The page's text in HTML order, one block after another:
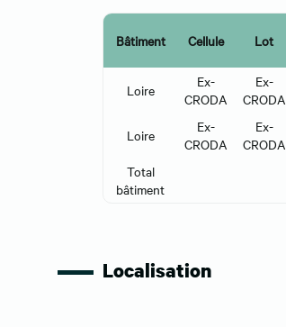
Bâtiment Cellule Lot
Loire
Ex-
CRODA
Ex-
CRODA
Loire
Ex-
CRODA
Ex-
CRODA
Total
bâtiment
Localisation